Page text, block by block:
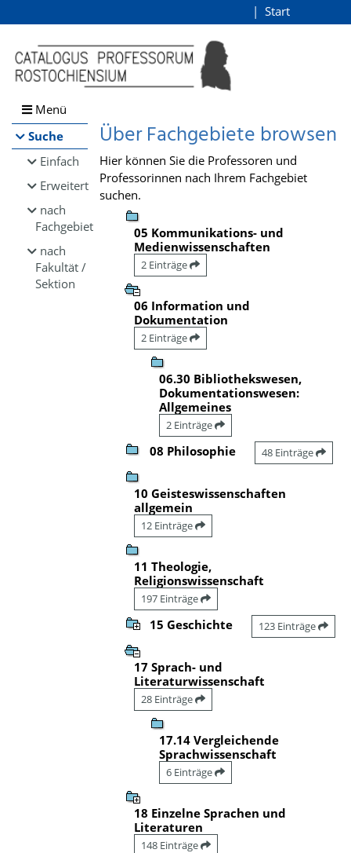
Browsen
direkt zum Inhalt
Start
Menü
Suche
Einfach
Erweitert
nach
Fachgebiet
nach
Fakultät /
Sektion
Über Fachgebiete browsen
Hier können Sie die Professoren und
Professorinnen nach Ihrem Fachgebiet
suchen.
05 Kommunikations- und
Medienwissenschaften
2 Einträge
06 Information und
Dokumentation
2 Einträge
06.30 Bibliothekswesen,
Dokumentationswesen:
Allgemeines
2 Einträge
08 Philosophie 48 Einträge
10 Geisteswissenschaften
allgemein
12 Einträge
11 Theologie,
Religionswissenschaft
197 Einträge
15 Geschichte 123 Einträge
17 Sprach- und
Literaturwissenschaft
28 Einträge
17.14 Vergleichende
Sprachwissenschaft
6 Einträge
18 Einzelne Sprachen und
Literaturen
148 Einträge